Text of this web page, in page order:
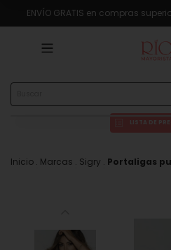
ENVÍO GRATIS en compras
LISTA DE
Inicio . Marcas . Sigry . Portaligas